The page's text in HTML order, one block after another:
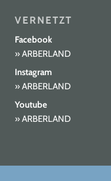
VERNETZT
Facebook
ARBERLAND
Instagram
ARBERLAND
Youtube
ARBERLAND